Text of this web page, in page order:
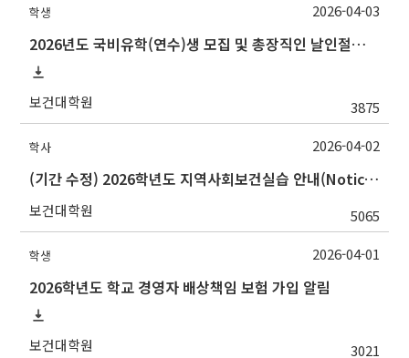
학생
2026년도 국비유학(연수)생 모집 및 총장직인 날인절차 안내
보건대학원 3875
2026-04-03
학사
(기간 수정) 2026학년도 지역사회보건실습 안내(Notice for 2026 Community Health Field Training)
보건대학원 5065
2026-04-02
학생
2026학년도 학교 경영자 배상책임 보험 가입 알림
보건대학원 3021
2026-04-01